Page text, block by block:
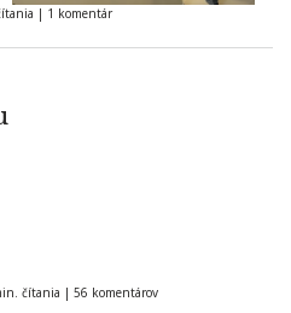
| 1 komentár
čítania | 56 komentárov